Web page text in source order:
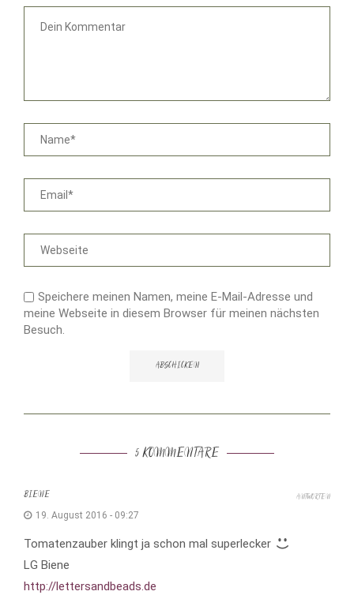
Speichere meinen Namen, meine E-Mail-Adresse und
meine Webseite in diesem Browser für meinen nächsten
Besuch.
5 KOMMENTARE
BIENE
19. August 2016 - 09:27
Tomatenzauber klingt ja schon mal superlecker
LG Biene
http://lettersandbeads.de
ANTWORTEN